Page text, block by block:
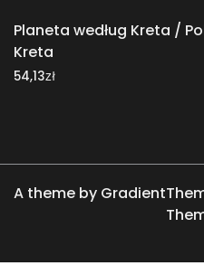
Planeta według Kreta /
Kreta
54,13zł
A theme by